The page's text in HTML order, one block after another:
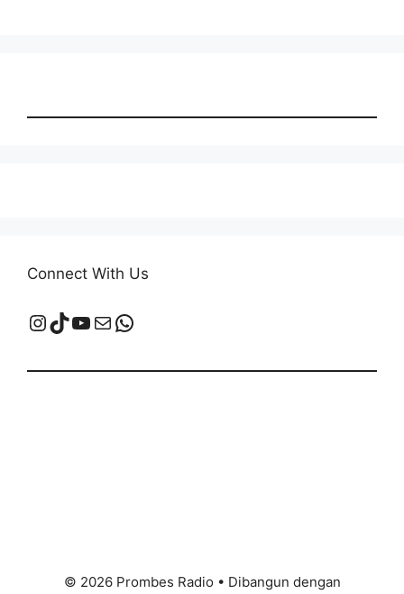
Connect With Us
Instagram
TikTok
YouTube
MailWhatsApp
© 2026 Prombes Radio • Dibangun dengan